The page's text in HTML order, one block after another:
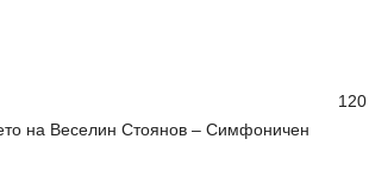
часа:
на Веселин Стоянов – Симфоничен